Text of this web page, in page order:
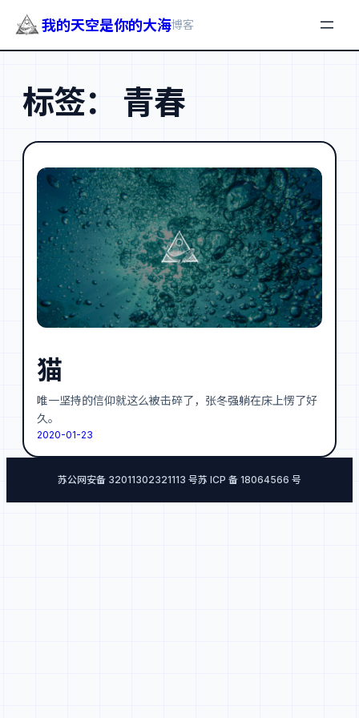
我的天空是你的大海博客
标签： 青春
猫
唯一坚持的信仰就这么被击碎了，张冬强躺在床上愣了好
久。
2020-01-23
苏公网安备 32011302321113 号苏 ICP 备 18064566 号